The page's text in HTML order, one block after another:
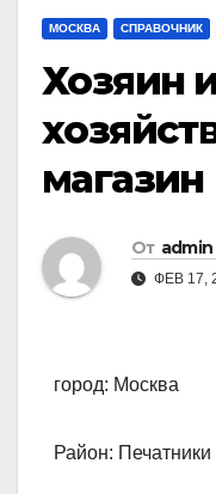
МОСКВА СПРАВОЧНИК
Хозяин
магазин
От admin
ФЕВ 17,
город: Москва
Район: Печатники